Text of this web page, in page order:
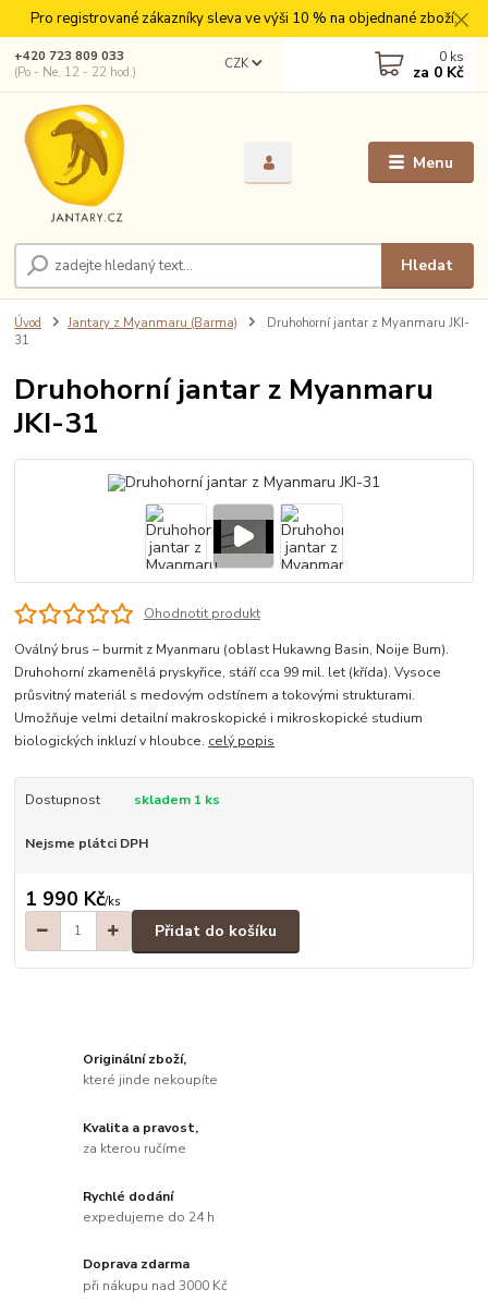
Pro registrované zákazníky sleva ve výši 10 % na objednané zboží.
Menu
CZK
Hledat
+420 723 809 033
(Po - Ne, 12 - 22 hod.)
0 ks
za 0 Kč
Úvod Jantary z Myanmaru (Barma)
Druhohorní jantar z Myanmaru JKI-
31
Druhohorní jantar z Myanmaru
JKI-31
Ohodnotit produkt
Oválný brus – burmit z Myanmaru (oblast Hukawng Basin, Noije Bum).
Druhohorní zkamenělá pryskyřice, stáří cca 99 mil. let (křída). Vysoce
průsvitný materiál s medovým odstínem a tokovými strukturami.
Umožňuje velmi detailní makroskopické i mikroskopické studium
biologických inkluzí v hloubce. celý popis
Dostupnost skladem 1 ks
Nejsme plátci DPH
1 990 Kč/ks
Přidat do košíku
Originální zboží,
které jinde nekoupíte
Kvalita a pravost,
za kterou ručíme
Rychlé dodání
expedujeme do 24 h
Doprava zdarma
při nákupu nad 3000 Kč